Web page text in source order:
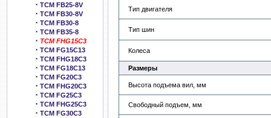
TCM FB25-8V
TCM FB30-8V
TCM FB30-8
TCM FB35-8
TCM FHG15C3
TCM FG15C13
TCM FHG18C3
TCM FG18C13
TCM FG20C3
TCM FHG20C3
TCM FG25C3
TCM FHG25C3
TCM FG30C3
Тип двигателя
Тип шин
Колеса
Размеры
Высота подъема вил, мм
Свободный подъем, мм